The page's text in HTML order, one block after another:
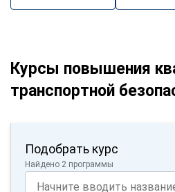
Курсы повышения
транспортной
Подобрать курс
Найдено 2 программы